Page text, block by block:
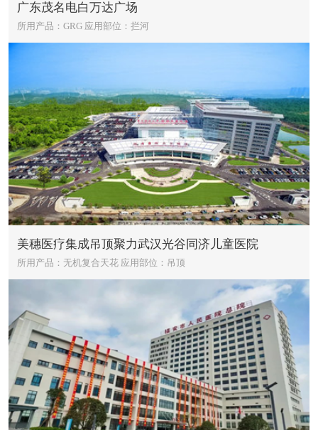
广东茂名电白万达广场
所用产品：GRG 应用部位：拦河
美穗医疗集成吊顶聚力武汉光谷同济儿童医院
所用产品：无机复合天花 应用部位：吊顶